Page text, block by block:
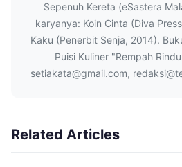
Sepenuh Kereta (eSastera
karyanya: Koin Cinta (Diva
Kaku (Penerbit Senja, 2014).
Puisi Kuliner "Rempah
setiakata@gmail.com,
Related Articles